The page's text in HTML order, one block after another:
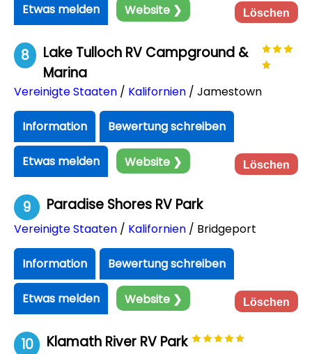
Etwas melden Website ❯ Löschen
8
Lake Tulloch RV Campground &
Marina
Vereinigte Staaten / Kalifornien / Jamestown
Information Bewertung schreiben
Etwas melden Website ❯ Löschen
9 Paradise Shores RV Park
Vereinigte Staaten / Kalifornien / Bridgeport
Information Bewertung schreiben
Etwas melden Website ❯ Löschen
10 Klamath River RV Park